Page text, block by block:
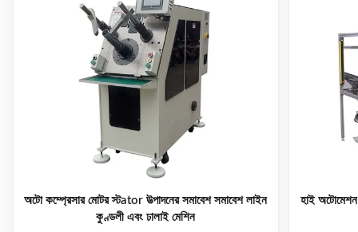
অটো কম্প্রেসার মোটর স্টator উত্পাদনের সমাবেশ সমাবেশ লাইন
কুণ্ডলী এবং ঢালাই মেশিন
হাই অটোমেশন